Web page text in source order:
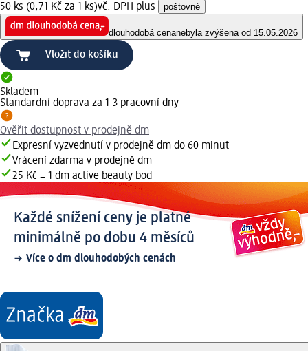
50 ks (0,71 Kč za 1 ks)vč. DPH plus poštovné
dlouhodobá cenanebyla zvýšena od 15.05.2026
Vložit do košíku
Skladem
Standardní doprava za 1-3 pracovní dny
Ověřit dostupnost v prodejně dm
Expresní vyzvednutí v prodejně dm do 60 minut
Vrácení zdarma v prodejně dm
25 Kč = 1 dm active beauty bod
Každé snížení ceny je platné
minimálně po dobu 4 měsíců
Více o dm dlouhodobých cenách